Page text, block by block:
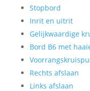
Stopbord
Inrit en uitrit
Gelijkwaardige
Bord B6 met
Rechts afslaan
Links afslaan